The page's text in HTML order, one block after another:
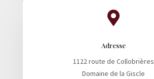

Adresse
1122 route de Collobrières
Domaine de la Giscle